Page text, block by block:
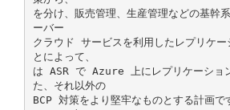
を分け、販売管理、生産管理などの基幹
ーバー
クラウド サービスを利用したレプリケー
とによって、
は ASR で Azure 上にレプリケーショ
た、それ以外の
BCP 対策をより堅牢なものとする計画